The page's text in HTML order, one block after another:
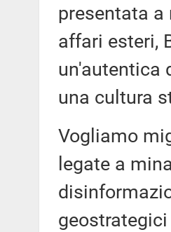
presentata a
affari esteri,
un'autentica
una cultura
Vogliamo
legate a